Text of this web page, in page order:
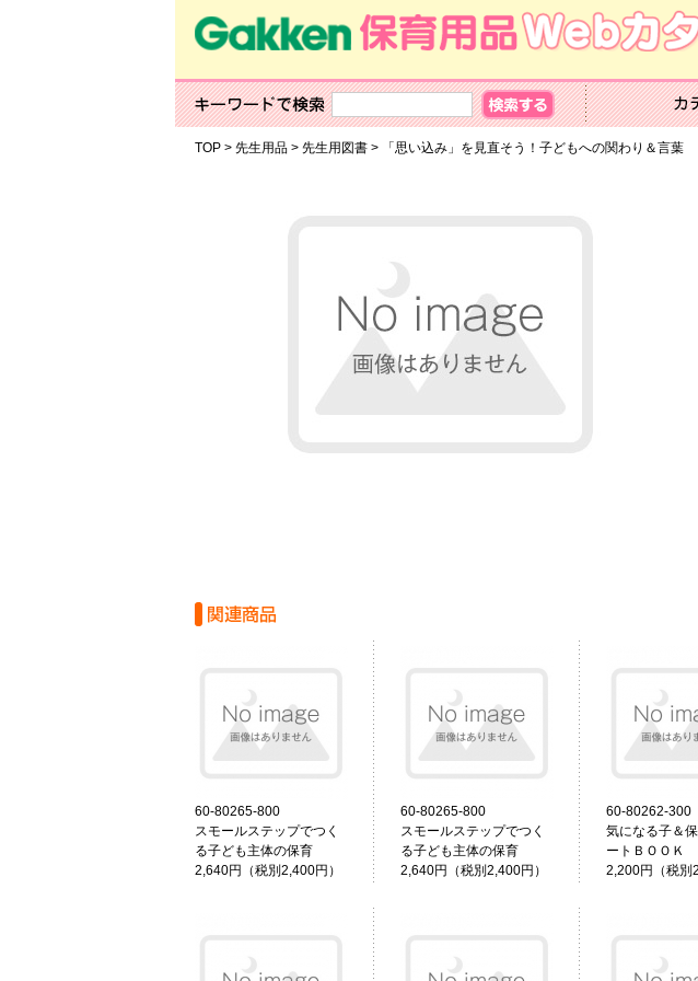
TOP> 先生用品> 先生用図書> 「思い込み」を見直そう！子どもへの関わり＆言葉
60-80265-800
スモールステップでつく
る子ども主体の保育
2,640円（税別2,400円）
60-80265-800
スモールステップでつく
る子ども主体の保育
2,640円（税別2,400円）
60-80262-300
気になる子＆
ートＢＯＯＫ
2,200円（税別